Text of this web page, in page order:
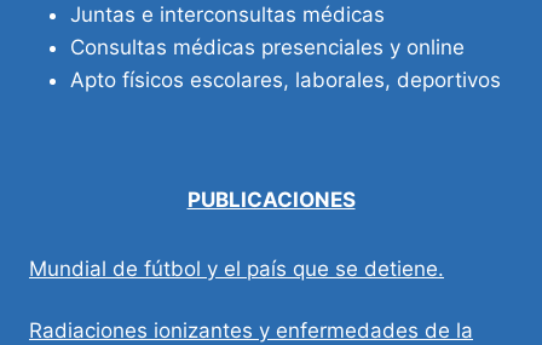
Juntas e interconsultas médicas
Consultas médicas presenciales y online
Apto físicos escolares, laborales, deportivos
PUBLICACIONES
Mundial de fútbol y el país que se detiene.
Radiaciones ionizantes y enfermedades de la